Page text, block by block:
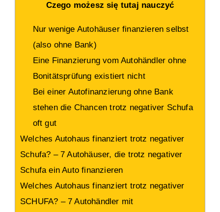
Czego możesz się tutaj nauczyć
Nur wenige Autohäuser finanzieren selbst
(also ohne Bank)
Eine Finanzierung vom Autohändler ohne
Bonitätsprüfung existiert nicht
Bei einer Autofinanzierung ohne Bank
stehen die Chancen trotz negativer Schufa
oft gut
Welches Autohaus finanziert trotz negativer
Schufa? – 7 Autohäuser, die trotz negativer
Schufa ein Auto finanzieren
Welches Autohaus finanziert trotz negativer
SCHUFA? – 7 Autohändler mit